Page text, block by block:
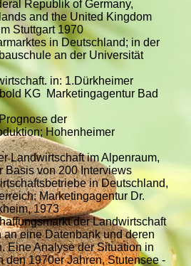
Republik of Germany,
and the United Kingdom
Stuttgart 1970
in Deutschland; in der
an der Universität
in: 1.Dürkheimer
KG Marketingagentur Bad
der
Hohenheimer
Landwirtschaft im Alpenraum,
Basis von 200 Interviews
in Deutschland,
Marketingagentur Dr.
1973
der Landwirtschaft
eine Datenbank und deren
Eine Analyse der Situation in
den 1970er Jahren, Stutensee -